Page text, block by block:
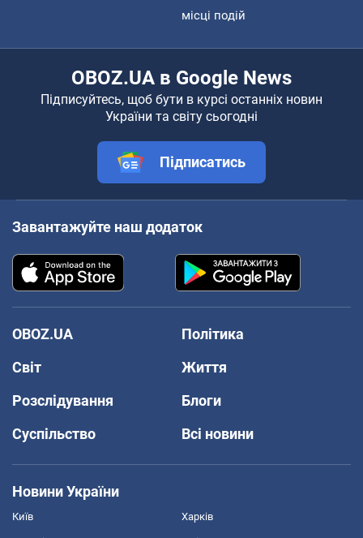
місці подій
OBOZ.UA в Google News
Підписуйтесь, щоб бути в курсі останніх новин
України та світу сьогодні
Підписатись
Завантажуйте наш додаток
OBOZ.UA
Політика
Світ
Життя
Розслідування
Блоги
Суспільство
Всі новини
Новини України
Київ Харків